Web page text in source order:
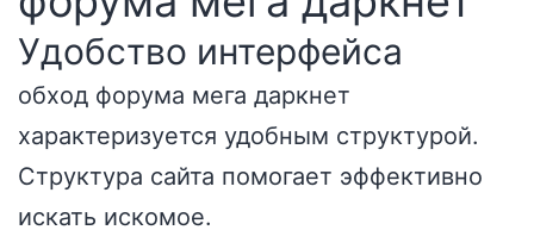
Удобство интерфейса
обход форума мега даркнет
характеризуется удобным структурой.
Структура сайта помогает эффективно
искать искомое.